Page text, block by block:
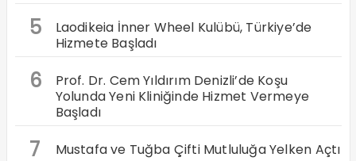
5
Laodikeia İnner Wheel Kulübü, Türkiye’de
Hizmete Başladı
6
Prof. Dr. Cem Yıldırım Denizli’de Koşu
Yolunda Yeni Kliniğinde Hizmet Vermeye
Başladı
7 Mustafa ve Tuğba Çifti Mutluluğa Yelken Açtı